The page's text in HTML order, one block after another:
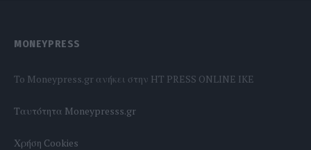
MONEYPRESS
To Moneypress.gr ανήκει στην HT PRESS ONLINE IKE
Tαυτότητα Moneypresss.gr
Χρήση Cookies